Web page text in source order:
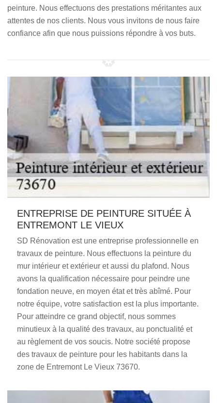
peinture. Nous effectuons des prestations méritantes aux
attentes de nos clients. Nous vous invitons de nous faire
confiance afin que nous puissions répondre à vos buts.
ENTREPRISE DE PEINTURE SITUÉE À
ENTREMONT LE VIEUX
SD Rénovation est une entreprise professionnelle en
travaux de peinture. Nous effectuons la peinture du
mur intérieur et extérieur et aussi du plafond. Nous
avons la qualification nécessaire pour peindre une
fondation neuve, en moyen état et très abîmé. Pour
notre équipe, votre satisfaction est la plus importante.
Pour atteindre ce grand objectif, nous sommes
minutieux à la qualité des travaux, au ponctualité et
au règlement de vos soucis. Notre société propose
des travaux de peinture pour les habitants dans la
zone de Entremont Le Vieux 73670.